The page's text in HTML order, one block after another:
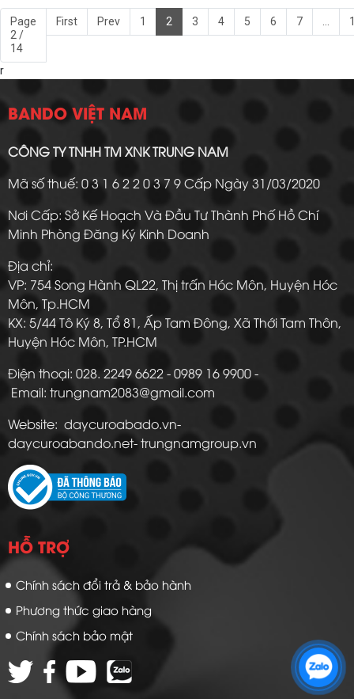
Page
2 /
14
First Prev 1 2 3 4 5 6 7 ...
r
BANDO VIỆT NAM
CÔNG TY TNHH TM XNK TRUNG NAM
Mã số thuế: 0 3 1 6 2 2 0 3 7 9 Cấp Ngày 31/03/2020
Nơi Cấp: Sở Kế Hoạch Và Đầu Tư Thành Phố Hồ Chí
Minh Phòng Đăng Ký Kinh Doanh
Địa chỉ:
VP: 754 Song Hành QL22, Thị trấn Hóc Môn, Huyện Hóc
Môn, Tp.HCM
KX: 5/44 Tô Ký 8, Tổ 81, Ấp Tam Đông, Xã Thới Tam Thôn,
Huyện Hóc Môn, TP.HCM
Điện thoại: 028. 2249 6622 - 0989 16 9900 -
Email: trungnam2083@gmail.com
Website: daycuroabado.vn-
daycuroabando.net- trungnamgroup.vn
HỖ TRỢ
Chính sách đổi trả & bảo hành
Phương thức giao hàng
Chính sách bảo mật
Zalo 2: 0972 14 9900